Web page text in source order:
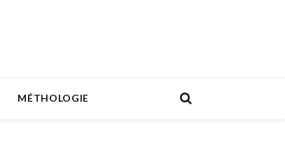
MÉTHOLOGIE